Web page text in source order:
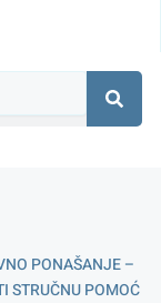
PONAŠANJE –
STRUČNU POMOĆ